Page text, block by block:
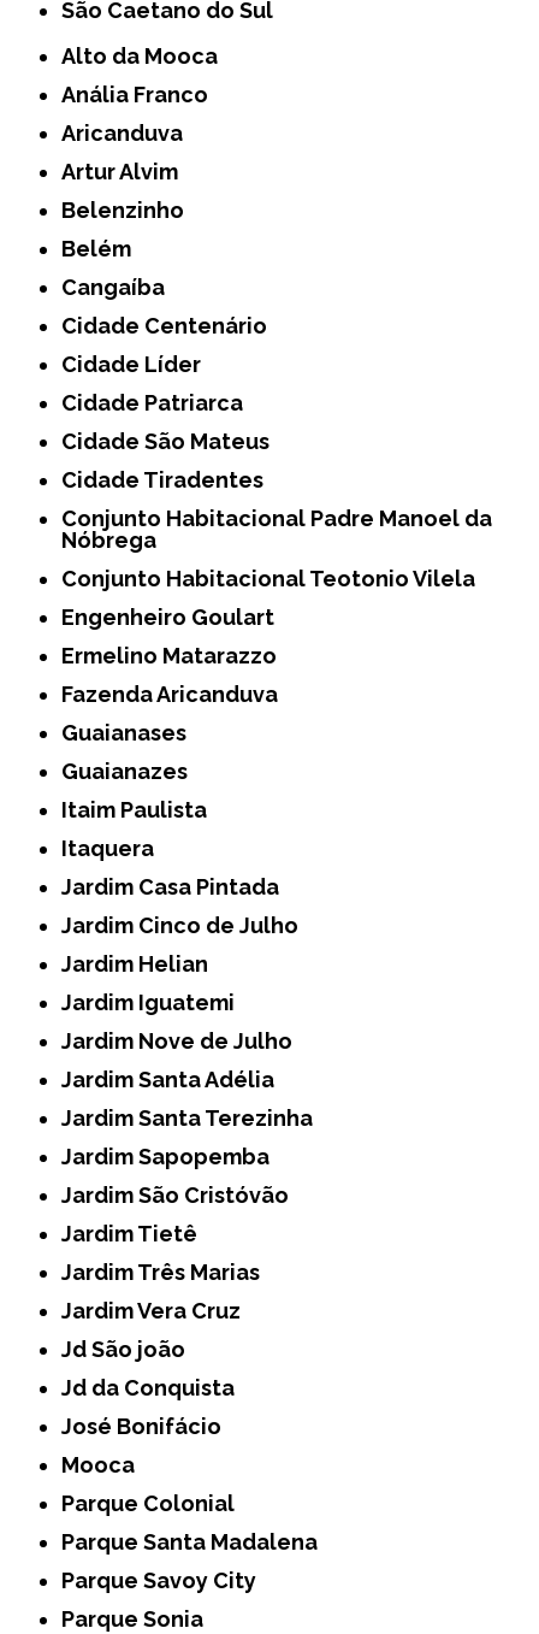
São Caetano do Sul
Alto da Mooca
Anália Franco
Aricanduva
Artur Alvim
Belenzinho
Belém
Cangaíba
Cidade Centenário
Cidade Líder
Cidade Patriarca
Cidade São Mateus
Cidade Tiradentes
Conjunto Habitacional Padre Manoel da
Nóbrega
Conjunto Habitacional Teotonio Vilela
Engenheiro Goulart
Ermelino Matarazzo
Fazenda Aricanduva
Guaianases
Guaianazes
Itaim Paulista
Itaquera
Jardim Casa Pintada
Jardim Cinco de Julho
Jardim Helian
Jardim Iguatemi
Jardim Nove de Julho
Jardim Santa Adélia
Jardim Santa Terezinha
Jardim Sapopemba
Jardim São Cristóvão
Jardim Tietê
Jardim Três Marias
Jardim Vera Cruz
Jd São joão
Jd da Conquista
José Bonifácio
Mooca
Parque Colonial
Parque Santa Madalena
Parque Savoy City
Parque Sonia